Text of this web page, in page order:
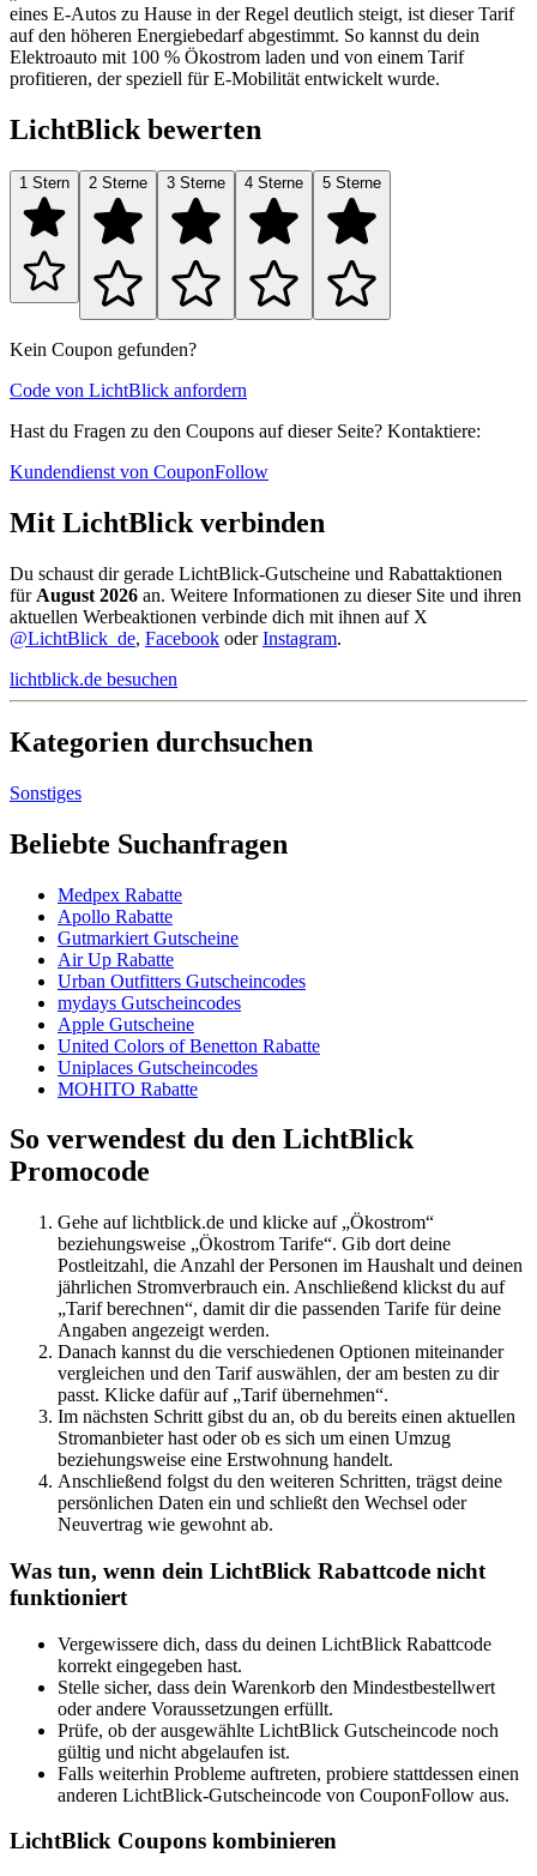
eines E-Autos zu Hause in der Regel deutlich steigt, ist dieser Tarif
auf den höheren Energiebedarf abgestimmt. So kannst du dein
Elektroauto mit 100 % Ökostrom laden und von einem Tarif
profitieren, der speziell für E-Mobilität entwickelt wurde.
LichtBlick bewerten
1 Stern 2 Sterne 3 Sterne 4 Sterne 5 Sterne
Kein Coupon gefunden?
Code von LichtBlick anfordern
Hast du Fragen zu den Coupons auf dieser Seite? Kontaktiere:
Kundendienst von CouponFollow
Mit LichtBlick verbinden
Du schaust dir gerade LichtBlick-Gutscheine und Rabattaktionen
für August 2026 an. Weitere Informationen zu dieser Site und ihren
aktuellen Werbeaktionen verbinde dich mit ihnen auf X
@LichtBlick_de, Facebook oderInstagram.
lichtblick.de besuchen
Kategorien durchsuchen
Sonstiges
Beliebte Suchanfragen
Medpex Rabatte
Apollo Rabatte
Gutmarkiert Gutscheine
Air Up Rabatte
Urban Outfitters Gutscheincodes
mydays Gutscheincodes
Apple Gutscheine
United Colors of Benetton Rabatte
Uniplaces Gutscheincodes
MOHITO Rabatte
So verwendest du den LichtBlick
Promocode
Gehe auf lichtblick.de und klicke auf „Ökostrom“
beziehungsweise „Ökostrom Tarife“. Gib dort deine
Postleitzahl, die Anzahl der Personen im Haushalt und deinen
jährlichen Stromverbrauch ein. Anschließend klickst du auf
„Tarif berechnen“, damit dir die passenden Tarife für deine
Angaben angezeigt werden.
Danach kannst du die verschiedenen Optionen miteinander
vergleichen und den Tarif auswählen, der am besten zu dir
passt. Klicke dafür auf „Tarif übernehmen“.
Im nächsten Schritt gibst du an, ob du bereits einen aktuellen
Stromanbieter hast oder ob es sich um einen Umzug
beziehungsweise eine Erstwohnung handelt.
Anschließend folgst du den weiteren Schritten, trägst deine
persönlichen Daten ein und schließt den Wechsel oder
Neuvertrag wie gewohnt ab.
Was tun, wenn dein LichtBlick Rabattcode nicht
funktioniert
Vergewissere dich, dass du deinen LichtBlick Rabattcode
korrekt eingegeben hast.
Stelle sicher, dass dein Warenkorb den Mindestbestellwert
oder andere Voraussetzungen erfüllt.
Prüfe, ob der ausgewählte LichtBlick Gutscheincode noch
gültig und nicht abgelaufen ist.
Falls weiterhin Probleme auftreten, probiere stattdessen einen
anderen LichtBlick-Gutscheincode von CouponFollow aus.
LichtBlick Coupons kombinieren